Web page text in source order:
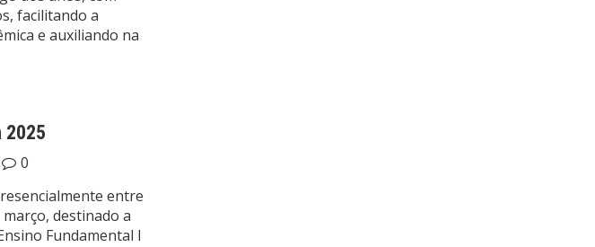
facilitando a
e auxiliando na
2025
0
entre
destinado a
Fundamental I